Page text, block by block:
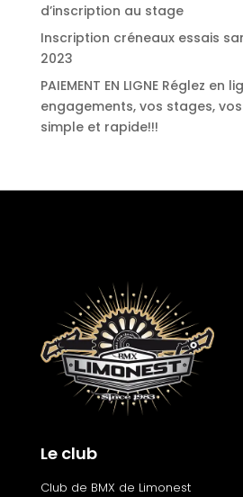
d’inscription au stage
Inscription créneaux essais
2023
PAIEMENT EN LIGNERéglez en
engagements, vos stages,
simple et rapide!!!
Le club
Club de BMX de Limonest